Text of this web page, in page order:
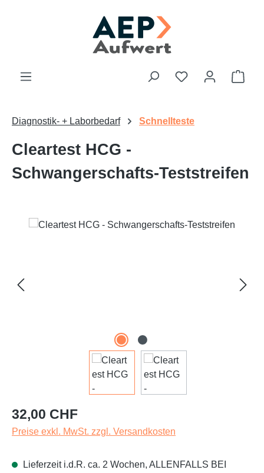
Du hast 0
Diagnostik- + Laborbedarf Schnellteste
Cleartest HCG -
Schwangerschafts-Teststreifen
Bildergalerie überspringen
Regulärer Preis:
32,00 CHF
Preise exkl. MwSt. zzgl. Versandkosten
Lieferzeit i.d.R. ca. 2 Wochen, ALLENFALLS BEI